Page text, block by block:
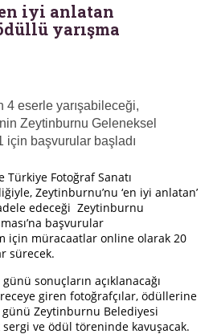
iyi anlatan
yarışma
4 eserle yarışabileceği,
Zeytinburnu Geleneksel
için başvurular başladı
Fotoğraf Sanatı
Zeytinburnu’nu ‘en iyi anlatan’
edeceği Zeytinburnu
başvurular
için müracaatlar online olarak 20
sürecek.
sonuçların açıklanacağı
giren fotoğrafçılar, ödüllerine
günü Zeytinburnu Belediyesi
ve ödül töreninde kavuşacak.